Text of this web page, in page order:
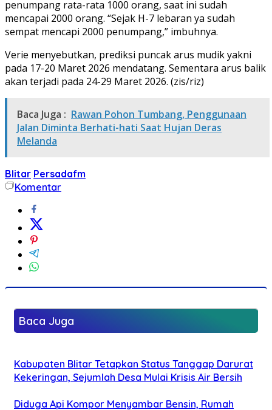
penumpang rata-rata 1000 orang, saat ini sudah
mencapai 2000 orang. “Sejak H-7 lebaran ya sudah
sempat mencapi 2000 penumpang,” imbuhnya.
Verie menyebutkan, prediksi puncak arus mudik yakni
pada 17-20 Maret 2026 mendatang. Sementara arus balik
akan terjadi pada 24-29 Maret 2026. (zis/riz)
Baca Juga : Rawan Pohon Tumbang, Penggunaan
Jalan Diminta Berhati-hati Saat Hujan Deras
Melanda
Blitar Persadafm
Komentar
Baca Juga
Kabupaten Blitar Tetapkan Status Tanggap Darurat
Kekeringan, Sejumlah Desa Mulai Krisis Air Bersih
Diduga Api Kompor Menyambar Bensin, Rumah